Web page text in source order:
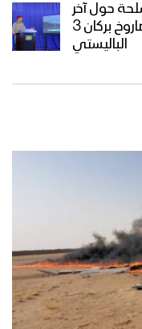
حول آخر
التطورات وإزاحة الستار عن صاروخ بركان 3
الباليستي